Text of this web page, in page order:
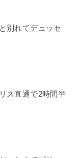
別れてデュッセ
ス直通で2時間半